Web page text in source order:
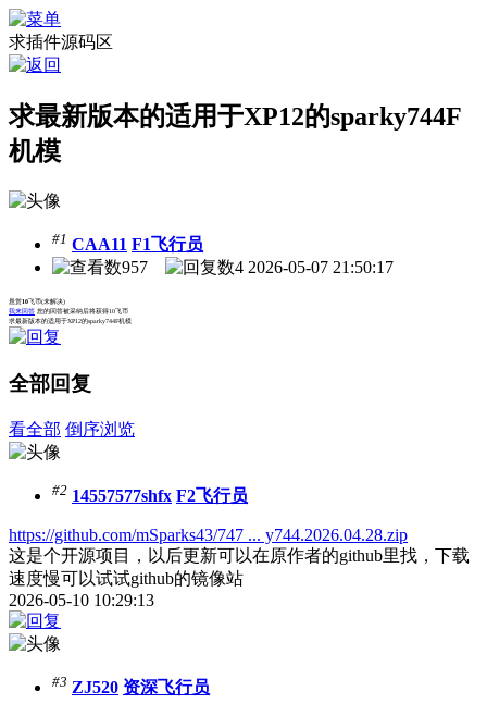
求插件源码区
求最新版本的适用于XP12的sparky744F
机模
#1 CAA11 F1飞行员
957
4 2026-05-07 21:50:17
悬赏10 飞币(未解决)
我来回答 您的回答被采纳后将获得10飞币
求最新版本的适用于XP12的sparky744F机模
全部回复
看全部 倒序浏览
#2 14557577shfx F2飞行员
https://github.com/mSparks43/747 ... y744.2026.04.28.zip
这是个开源项目，以后更新可以在原作者的github里找，下载
速度慢可以试试github的镜像站
2026-05-10 10:29:13
#3 ZJ520 资深飞行员